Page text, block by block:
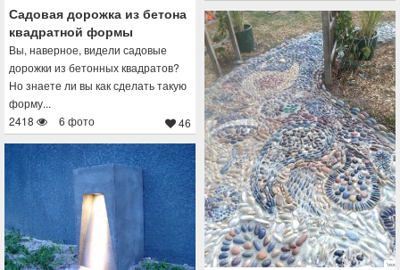
Садовая дорожка из бетона
квадратной формы
Вы, наверное, видели садовые
дорожки из бетонных квадратов?
Но знаете ли вы как сделать такую
форму...
2418
6 фото 46